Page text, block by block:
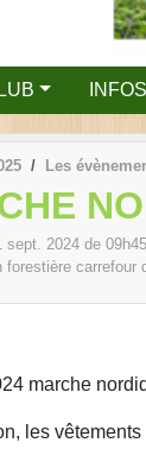
Les
sept. 2024 de
forestière carrefour
marche
les